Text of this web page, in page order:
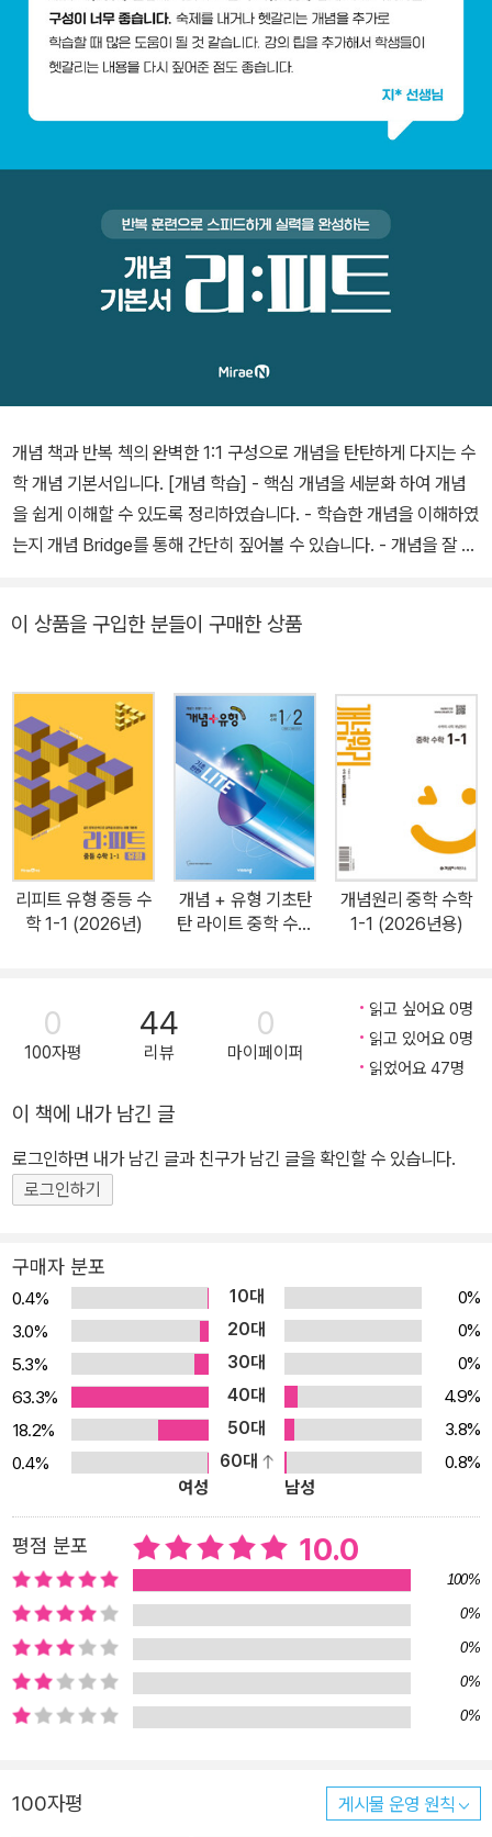
개념 책과 반복 첵의 완벽한 1:1 구성으로 개념을 탄탄하게 다지는 수
학 개념 기본서입니다. [개념 학습] - 핵심 개념을 세분화 하여 개념
을 쉽게 이해할 수 있도록 정리하였습니다. - 학습한 개념을 이해하였
는지 개념 Bridge를 통해 간단히 짚어볼 수 있습니다. - 개념을 잘 이
이 문제로 구성하였습니다. [서술형 감잡기] - 빈칸을 채워 보며 서술
을 기를 수 있도록 하였습니다. [단원 마무리하기] - 시험에 나오는
기출 문제를 통해 각 단원에서 배운 내용을 종합적으로 마무리할 수
있도록 하였습니다.
이 상품을 구입한 분들이 구매한 상품
리피트 유형 중등 수
학 1-1 (2026년)
개념 + 유형 기초탄
탄 라이트 중학 수학
개념원리 중학 수학
1-1 (2026년용)
0
100자평
44
리뷰
0
마이페이퍼
읽고 싶어요 0명
읽고 있어요 0명
읽었어요 47명
이 책에 내가 남긴 글
로그인하면 내가 남긴 글과 친구가 남긴 글을 확인할 수 있습니다.
로그인하기
구매자 분포
0.4% 10대
0%
3.0%
20대
0%
5.3%
30대
0%
63.3%
40대
4.9%
18.2%
50대
3.8%
0.4%
60대
0.8%
여성
남성
평점 분포 10.0
100%
0%
0%
0%
0%
100자평 게시물 운영 원칙